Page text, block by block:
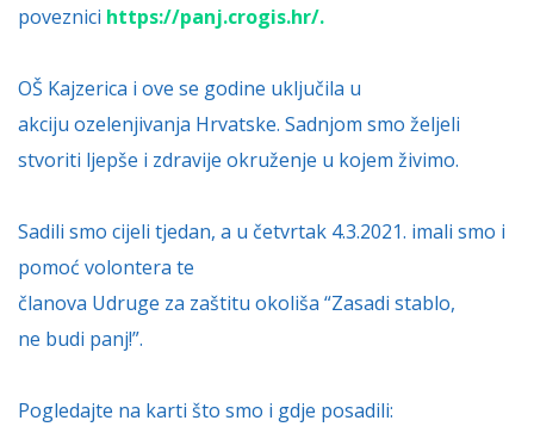
poveznici https://panj.crogis.hr/.
OŠ Kajzerica i ove se godine uključila u
akciju ozelenjivanja Hrvatske. Sadnjom smo željeli
stvoriti ljepše i zdravije okruženje u kojem živimo.
Sadili smo cijeli tjedan, a u četvrtak 4.3.2021. imali smo i
pomoć volontera te
članova Udruge za zaštitu okoliša “Zasadi stablo,
ne budi panj!”.
Pogledajte na karti što smo i gdje posadili: